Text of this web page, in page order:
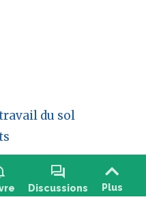
du sol
forum
Discussions Plus